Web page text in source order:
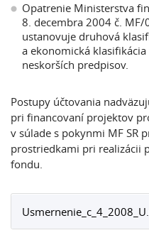
Opatrenie Ministerstva
8. decembra 2004 č.
ustanovuje druhová
a ekonomická
neskorších predpisov.
Postupy účtovania
pri financovaní projektov
v súlade s pokynmi MF SR
prostriedkami pri realizácii
fondu.